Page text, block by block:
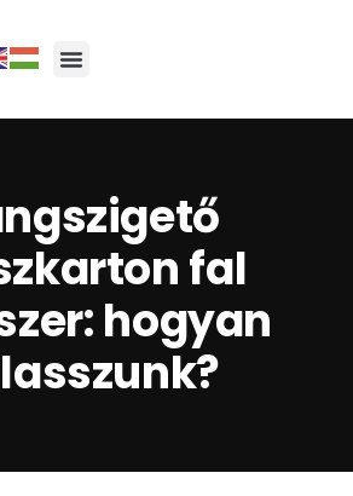
fal
hogyan